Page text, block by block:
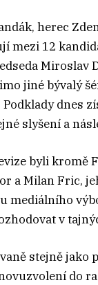
herec
12
Miroslav
jiné bývalý
dnes
slyšení a
byli kromě
a Milan Fric,
mediálního
v
stejně
do